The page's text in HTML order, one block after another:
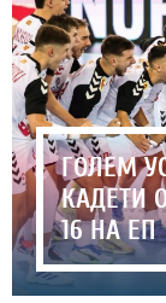
ГОЛЕМ
КАДЕТИ
16 НА ЕП